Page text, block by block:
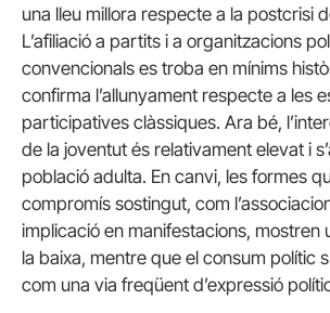
una lleu millora respecte a la postcrisi
L’afiliació a partits i a organitzacions
convencionals es troba en mínims
confirma l’allunyament respecte a les
participatives clàssiques. Ara bé,
de la joventut és relativament elevat i
població adulta. En canvi, les formes
compromís sostingut, com
implicació en manifestacions, mostren
la baixa, mentre que el consum polític
com una via freqüent d’expressió